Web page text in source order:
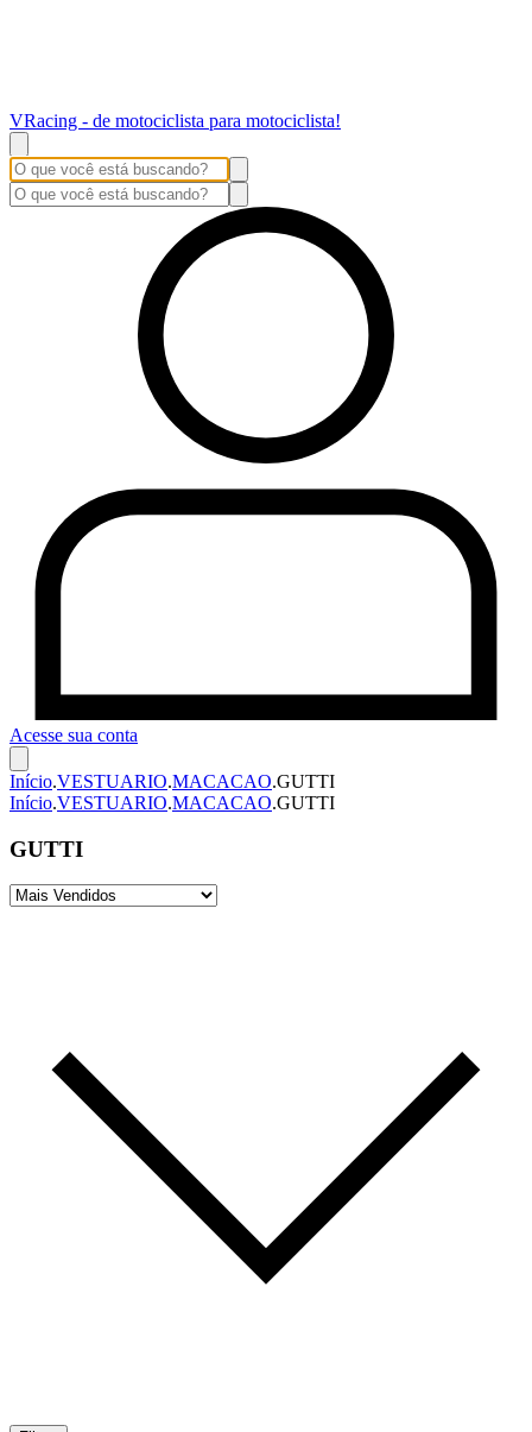
VRacing - de motociclista para motociclista!
Acesse sua conta
Início.VESTUARIO.MACACAO.GUTTI
Início.VESTUARIO.MACACAO.GUTTI
GUTTI